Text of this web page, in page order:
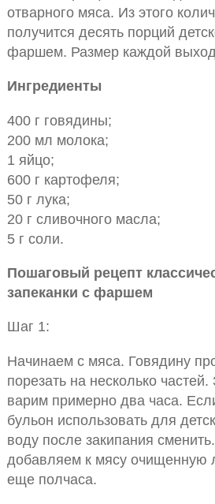
отварного мяса. Из этого
получится десять порций
фаршем. Размер каждой
Ингредиенты
400 г говядины;
200 мл молока;
1 яйцо;
600 г картофеля;
50 г лука;
20 г сливочного масла;
5 г соли.
Пошаговый рецепт
запеканки с фаршем
Шаг 1:
Начинаем с мяса. Говядину
порезать на несколько
варим примерно два часа.
бульон использовать для
воду после закипания
добавляем к мясу очищенную
еще полчаса.